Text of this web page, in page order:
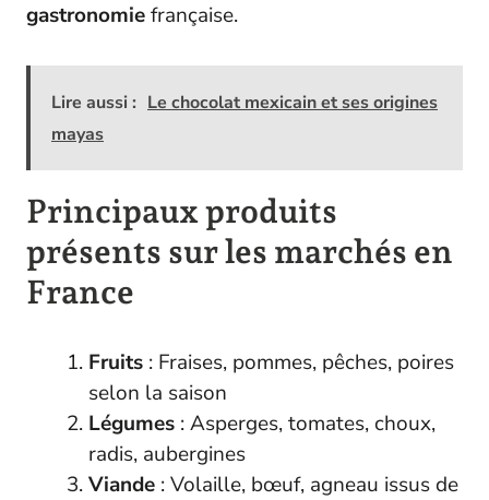
gastronomiefrançaise.
Lire aussi : Le chocolat mexicain et ses origines
mayas
Principaux produits
présents sur les marchés en
France
Fruits : Fraises, pommes, pêches, poires
selon la saison
Légumes : Asperges, tomates, choux,
radis, aubergines
Viande : Volaille, bœuf, agneau issus de